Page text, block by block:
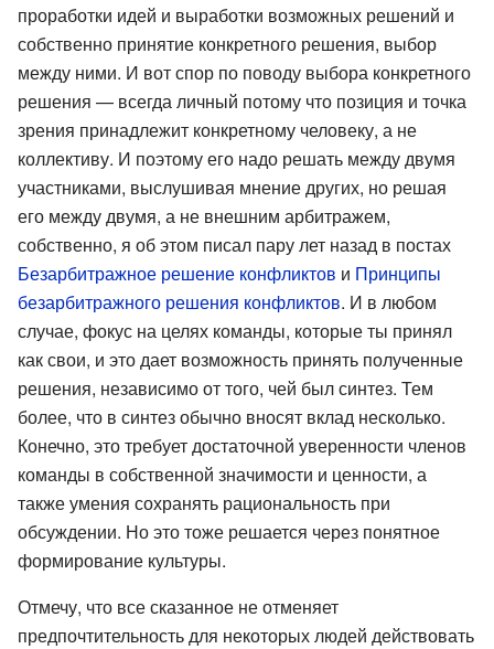
проработки идей и выработки возможных решений и
собственно принятие конкретного решения, выбор
между ними. И вот спор по поводу выбора конкретного
решения — всегда личный потому что позиция и точка
зрения принадлежит конкретному человеку, а не
коллективу. И поэтому его надо решать между двумя
участниками, выслушивая мнение других, но решая
его между двумя, а не внешним арбитражем,
собственно, я об этом писал пару лет назад в постах
Безарбитражное решение конфликтов и Принципы
безарбитражного решения конфликтов. И в любом
случае, фокус на целях команды, которые ты принял
как свои, и это дает возможность принять полученные
решения, независимо от того, чей был синтез. Тем
более, что в синтез обычно вносят вклад несколько.
Конечно, это требует достаточной уверенности членов
команды в собственной значимости и ценности, а
также умения сохранять рациональность при
обсуждении. Но это тоже решается через понятное
формирование культуры.
Отмечу, что все сказанное не отменяет
предпочтительность для некоторых людей действовать